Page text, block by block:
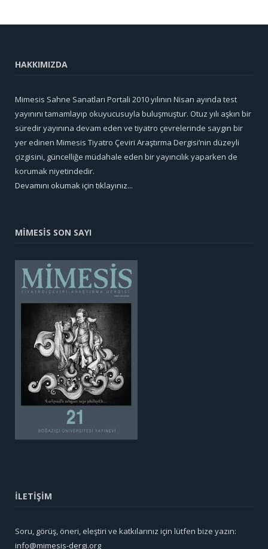
HAKKIMIZDA
Mimesis Sahne Sanatları Portali 2010 yılının Nisan ayında test
yayınını tamamlayıp okuyucusuyla buluşmuştur. Otuz yılı aşkın bir
süredir yayınına devam eden ve tiyatro çevrelerinde saygın bir
yer edinen Mimesis Tiyatro Çeviri Araştırma Dergisi’nin düzeyli
çizgisini, güncelliğe müdahale eden bir yayıncılık yaparken de
korumak niyetindedir.
Devamını okumak için tıklayınız...
MİMESİS SON SAYI
İLETİŞİM
Soru, görüş, öneri, eleştiri ve katkılarınız için lütfen bize yazın:
info@mimesis-dergi.org